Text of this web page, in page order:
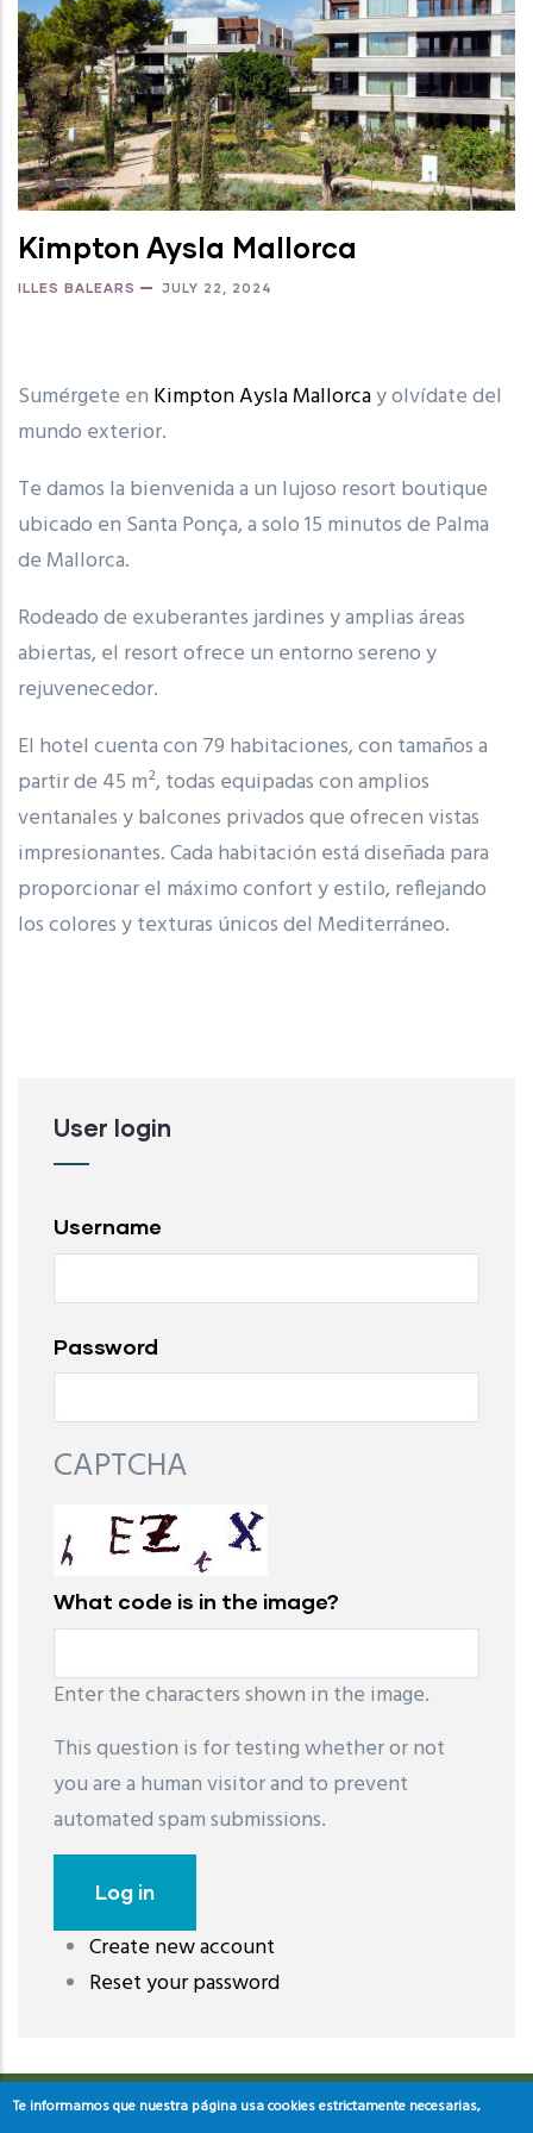
Kimpton Aysla Mallorca
ILLES BALEARS JULY 22, 2024
Sumérgete en Kimpton Aysla Mallorcay olvídate del
mundo exterior.
Te damos la bienvenida a un lujoso resort boutique
ubicado en Santa Ponça, a solo 15 minutos de Palma
de Mallorca.
Rodeado de exuberantes jardines y amplias áreas
abiertas, el resort ofrece un entorno sereno y
rejuvenecedor.
El hotel cuenta con 79 habitaciones, con tamaños a
partir de 45 m², todas equipadas con amplios
ventanales y balcones privados que ofrecen vistas
impresionantes. Cada habitación está diseñada para
proporcionar el máximo confort y estilo, reflejando
los colores y texturas únicos del Mediterráneo.
User login
Username
Password
CAPTCHA
What code is in the image?
Enter the characters shown in the image.
This question is for testing whether or not
you are a human visitor and to prevent
automated spam submissions.
Create new account
Reset your password
레딧 다운로드coloring pages printable
download
Te informamos que nuestra página usa cookies estrictamente necesarias,